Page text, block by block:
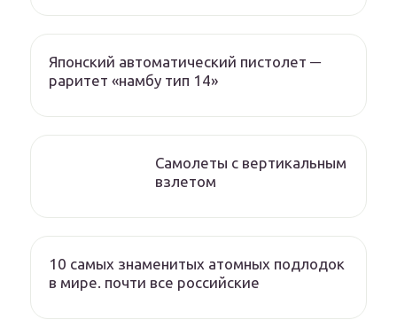
Японский автоматический пистолет ─
раритет «намбу тип 14»
Самолеты с вертикальным
взлетом
10 самых знаменитых атомных подлодок
в мире. почти все российские